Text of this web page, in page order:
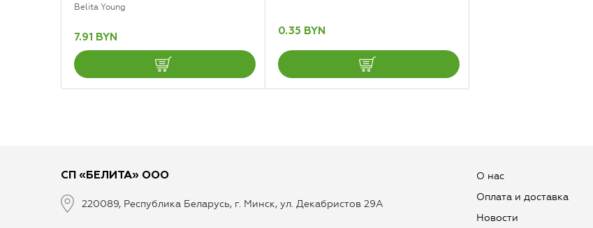
Belita Young
7.91 BYN
0.35 BYN
СП «БЕЛИТА» ООО
220089, Республика Беларусь, г. Минск, ул. Декабристов 29А
О нас
Оплата и доставка
Новости